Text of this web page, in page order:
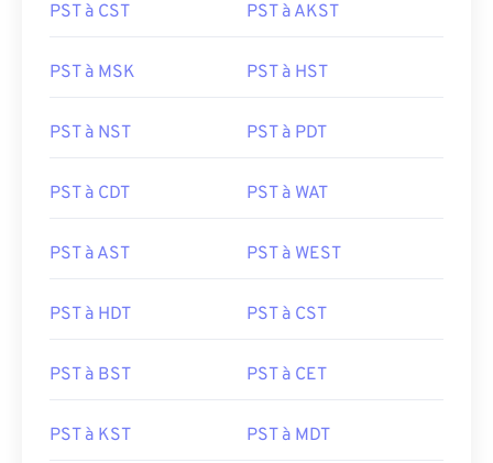
PST à CST PST à AKST
PST à MSK PST à HST
PST à NST PST à PDT
PST à CDT PST à WAT
PST à AST PST à WEST
PST à HDT PST à CST
PST à BST PST à CET
PST à KST PST à MDT